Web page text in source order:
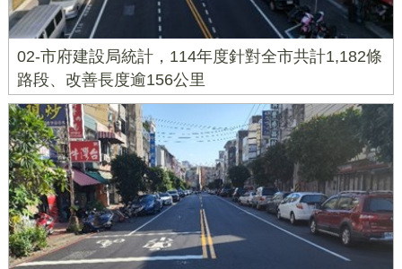
02-市府建設局統計，114年度針對全市共計1,182條
路段、改善長度逾156公里